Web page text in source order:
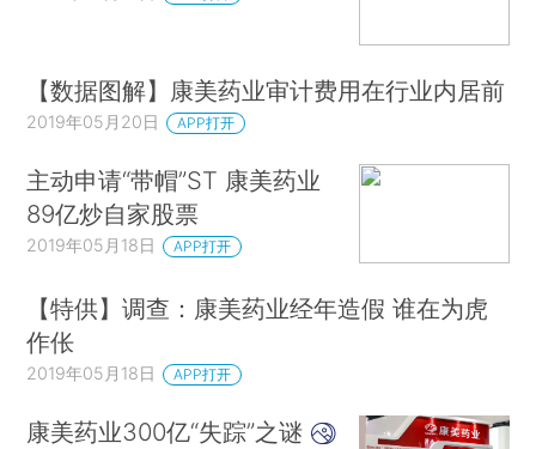
【数据图解】康美药业审计费用在行业内居前
2019年05月20日 APP打开
主动申请“带帽”ST 康美药业
89亿炒自家股票
2019年05月18日 APP打开
【特供】调查：康美药业经年造假 谁在为虎
作伥
2019年05月18日 APP打开
康美药业300亿“失踪”之谜